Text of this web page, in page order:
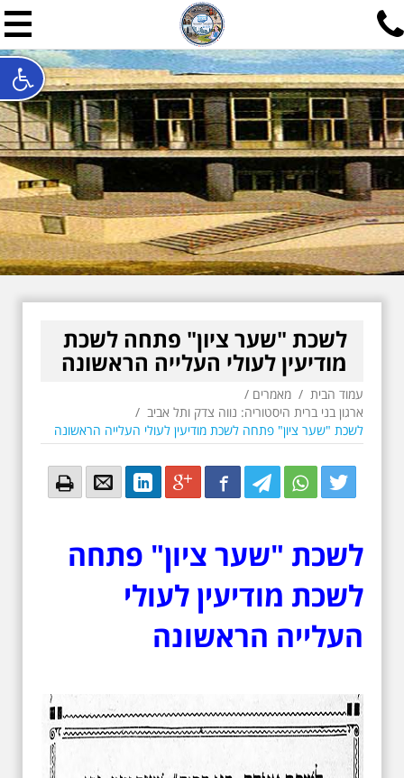
תל אביב שלי
תיור ישראלי בעריכת אילן
האתר המרכזי להיסטוריה של תל אביב ותולדות ארץ ישראל -
חייגו עכשיו: 052-7747748
שלחו פנייה:ilan@mytelaviv.co.il
English עברית צור קשר
לשכת "שער ציון" פתחה לשכת
מודיעין לעולי העלייה הראשונה
עמוד הבית / מאמרים /
ארגון בני ברית היסטוריה: נווה צדק ותל אביב /
לשכת "שער ציון" פתחה לשכת מודיעין לעולי העלייה הראשונה
Twitter
Twitter
Twitter
Facebook
Google+
LinkedIn
Email
Email
לשכת "שער ציון" פתחה
לשכת מודיעין לעולי
העלייה הראשונה